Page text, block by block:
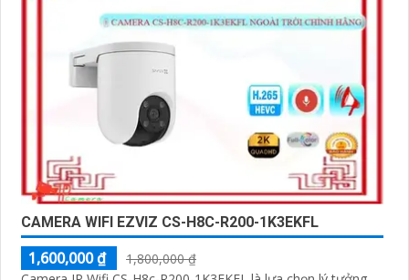
CAMERA WIFI EZVIZ CS-H8C-R200-1K3EKFL
1,600,000 ₫
1,800,000 ₫